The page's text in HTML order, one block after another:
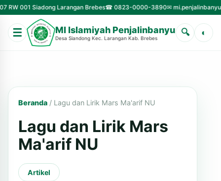
Siadong Larangan Brebes☎ 0823-0000-3890✉
☰ MI Islamiyah Penjalinbanyu
Desa Siandong Kec. Larangan Kab. Brebes
🔍 ◐
Beranda / Lagu dan Lirik Mars Ma'arif NU
Lagu dan Lirik Mars
Ma'arif NU
Artikel